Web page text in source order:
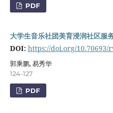
PDF
大学生音乐社团美育浸润社区服
DOI: https://doi.org/10.70693/
郭乘鹏, 易秀华
124-127
PDF